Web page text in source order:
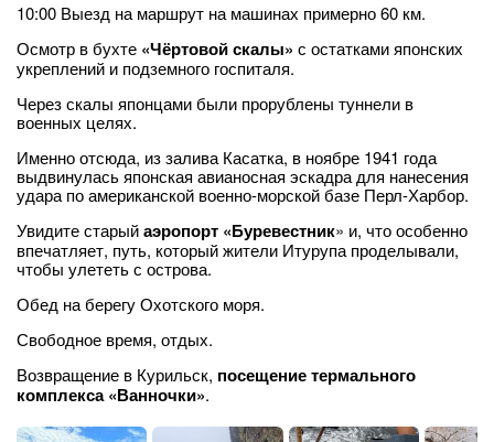
10:00 Выезд на маршрут на машинах примерно 60 км.
Осмотр в бухте «Чёртовой скалы» с остатками японских
укреплений и подземного госпиталя.
Через скалы японцами были прорублены туннели в
военных целях.
Именно отсюда, из залива Касатка, в ноябре 1941 года
выдвинулась японская авианосная эскадра для нанесения
удара по американской военно-морской базе Перл-Харбор.
Увидите старыйаэропорт «Буревестник» и, что особенно
впечатляет, путь, который жители Итурупа проделывали,
чтобы улететь с острова.
Обед на берегу Охотского моря.
Свободное время, отдых.
Возвращение в Курильск, посещение термального
комплекса «Ванночки».